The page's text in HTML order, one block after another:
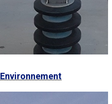
Environnement